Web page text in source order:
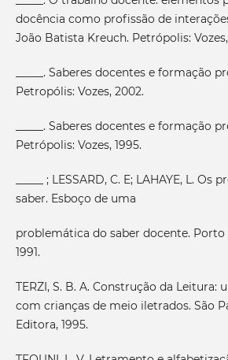
docência como profissão de
João Batista Kreuch. Petrópolis:
_____. Saberes docentes e formação
Petropólis: Vozes, 2002.
_____. Saberes docentes e formação
Petrópolis: Vozes, 1995.
_____ ; LESSARD, C. E; LAHAYE, L. Os
saber. Esboço de uma
problemática do saber docente. Porto
1991.
TERZI, S. B. A. Construção da Leitura:
com crianças de meio iletrados. São
Editora, 1995.